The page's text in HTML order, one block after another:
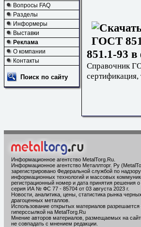
Вопросы FAQ
Разделы
Информеры
Выставки
Реклама
О компании
Контакты
Поиск по сайту
851.1-93
Справочник
сертификация,
Информационное агентство MetalTorg.Ru
Информационное агентство Металлторг. Ру
зарегистрировано Федеральной службой по
информационных технологий и массовых
регистрационный номер и дата принятия решения о
серия ИА № ФС 77 - 85704 от 03 августа 2023 г.
Новости, аналитика, цены, статистика рынка
драгоценных металлов.
Использование открытых материалов разрешается
гиперссылкой на MetalTorg.Ru
Мнение авторов материалов, размещаемых на
не совпадать с мнением редакции.